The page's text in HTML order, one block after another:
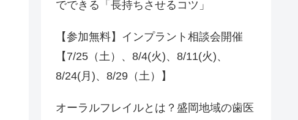
でできる「長持ちさせるコツ」
【参加無料】インプラント相談会開催
【7/25（土）、8/4(火)、8/11(火)、
8/24(月)、8/29（土）】
オーラルフレイルとは？盛岡地域の歯医